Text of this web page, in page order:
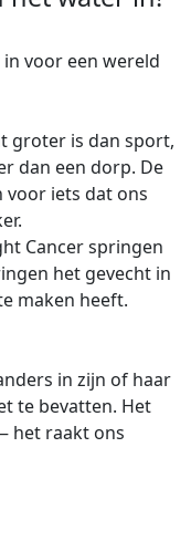
voor een wereld
groter is dan sport,
dan een dorp. De
voor iets dat ons
Cancer springen
het gevecht in
maken heeft.
in zijn of haar
te bevatten. Het
het raakt ons